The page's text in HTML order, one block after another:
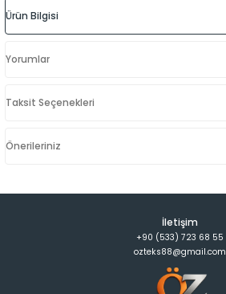
Ürün Bilgisi
Yorumlar
Taksit Seçenekleri
Önerileriniz
İletişim
+90 (533) 723 68 55
ozteks88@gmail.com